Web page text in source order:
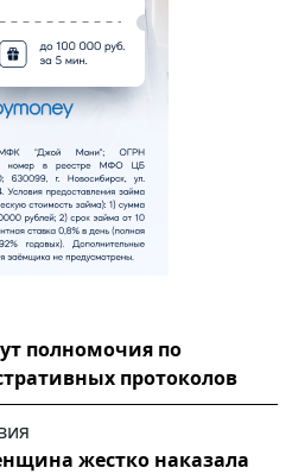
полномочия по
протоколов
жестко наказала